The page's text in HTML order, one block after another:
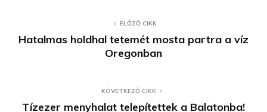
ELŐZŐ CIKK
Hatalmas holdhal tetemét mosta partra a víz
Oregonban
KÖVETKEZŐ CIKK
Tízezer menyhalat telepítettek a Balatonba!